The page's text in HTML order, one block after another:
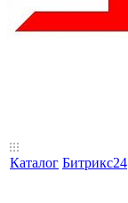
Каталог Битрикс24